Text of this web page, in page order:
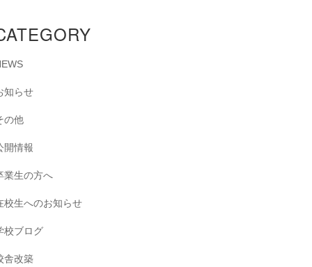
知らせ
の他
開情報
業生の方へ
校生へのお知らせ
校ブログ
舎改築